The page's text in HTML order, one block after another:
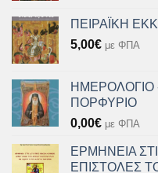
ΠΕΙΡΑΪΚΗ
5,00€ με ΦΠΑ
ΗΜΕΡΟΛΟΓΙΟ
ΠΟΡΦΥΡΙΟ
0,00€ με ΦΠΑ
ΕΡΜΗΝΕΙΑ
ΕΠΙΣΤΟΛΕΣ